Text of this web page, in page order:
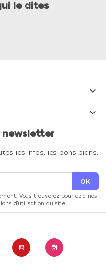
le dites


newsletter
les infos, les bons plans,
Vous trouverez pour cela nos
d'utilisation du site.
YouTubeInstagram